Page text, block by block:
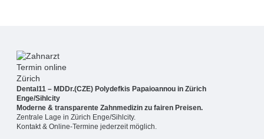
Dental11 – MDDr.(CZE) Polydefkis Papaioannou in Zürich
Enge/Sihlcity
Moderne & transparente Zahnmedizin zu fairen Preisen.
Zentrale Lage in Zürich Enge/Sihlcity.
Kontakt & Online-Termine jederzeit möglich.